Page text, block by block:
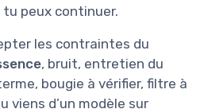
tu peux continuer.
les contraintes du
, bruit, entretien du
bougie à vérifier, filtre à
viens d’un modèle sur